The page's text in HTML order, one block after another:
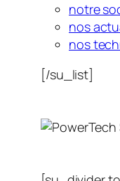
notre
nos
nos
[/su_list]